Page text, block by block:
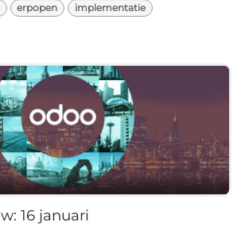
erpopen implementatie
16 januari